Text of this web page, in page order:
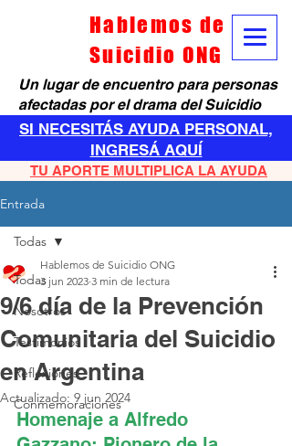
Hablemos de
Suicidio ONG
SI NECESITÁS AYUDA PERSONAL,
INGRESÁ AQUÍ
Un lugar de encuentro para personas
afectadas por el drama del Suicidio
TU APORTE MULTIPLICA LA AYUDA
Entrada
Todas
Nosotros
Testimonios
Reflexiones
Conmemoraciones
Todas
9/6 día de la Prevención
Comunitaria del Suicidio
en Argentina
Hablemos de Suicidio ONG
3 jun 2023 3 min de lectura
Actualizado: 9 jun 2024
Homenaje a Alfredo